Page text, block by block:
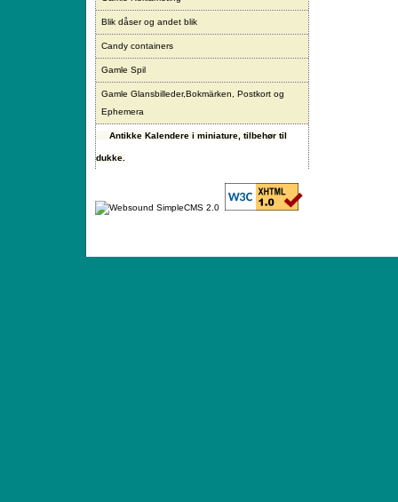
Blik dåser og andet blik
Candy containers
Gamle Spil
Gamle Glansbilleder,Bokmärken, Postkort og
Ephemera
Antikke Kalendere i miniature, tilbehør til
dukke.